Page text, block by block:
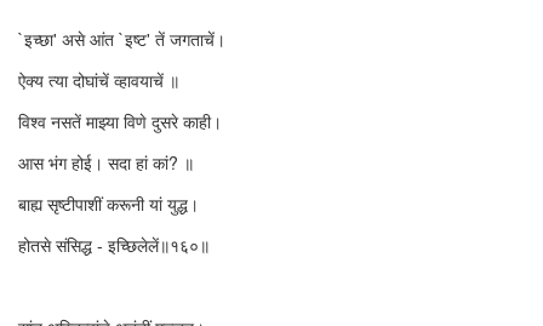
`इच्छा' असे आंत `इष्ट' तें जगताचें।
ऐक्य त्या दोघांचें व्हावयाचें ॥
विश्व नसतें माझ्या विणे दुसरे काही।
आस भंग होई। सदा हां कां? ॥
बाह्य सृष्टीपाशीं करूनी यां युद्ध।
होतसे संसिद्ध - इच्छिलेलें॥१६०॥